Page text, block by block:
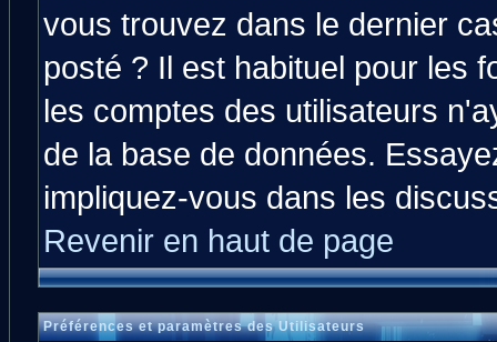
vous trouvez dans le dernier
posté ? Il est habituel pour les
les comptes des utilisateurs
de la base de données.
impliquez-vous dans les
Revenir en haut de page
Préférences et paramètres des Utilisateurs